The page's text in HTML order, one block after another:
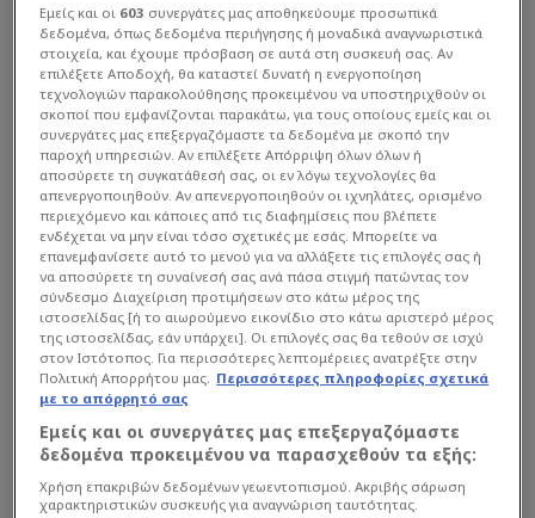
Εμείς και οι 603 συνεργάτες μας αποθηκεύουμε προσωπικά
δεδομένα, όπως δεδομένα περιήγησης ή μοναδικά αναγνωριστικά
στοιχεία, και έχουμε πρόσβαση σε αυτά στη συσκευή σας. Αν
επιλέξετε Αποδοχή, θα καταστεί δυνατή η ενεργοποίηση
τεχνολογιών παρακολούθησης προκειμένου να υποστηριχθούν οι
σκοποί που εμφανίζονται παρακάτω, για τους οποίους εμείς και οι
συνεργάτες μας επεξεργαζόμαστε τα δεδομένα με σκοπό την
παροχή υπηρεσιών. Αν επιλέξετε Απόρριψη όλων όλων ή
αποσύρετε τη συγκατάθεσή σας, οι εν λόγω τεχνολογίες θα
απενεργοποιηθούν. Αν απενεργοποιηθούν οι ιχνηλάτες, ορισμένο
περιεχόμενο και κάποιες από τις διαφημίσεις που βλέπετε
ενδέχεται να μην είναι τόσο σχετικές με εσάς. Μπορείτε να
επανεμφανίσετε αυτό το μενού για να αλλάξετε τις επιλογές σας ή
να αποσύρετε τη συναίνεσή σας ανά πάσα στιγμή πατώντας τον
σύνδεσμο Διαχείριση προτιμήσεων στο κάτω μέρος της
ιστοσελίδας [ή το αιωρούμενο εικονίδιο στο κάτω αριστερό μέρος
της ιστοσελίδας, εάν υπάρχει]. Οι επιλογές σας θα τεθούν σε ισχύ
στον Ιστότοπος. Για περισσότερες λεπτομέρειες ανατρέξτε στην
Πολιτική Απορρήτου μας. Περισσότερες πληροφορίες σχετικά
με το απόρρητό σας
Εμείς και οι συνεργάτες μας επεξεργαζόμαστε
δεδομένα προκειμένου να παρασχεθούν τα εξής:
Χρήση επακριβών δεδομένων γεωεντοπισμού. Ακριβής σάρωση
χαρακτηριστικών συσκευής για αναγνώριση ταυτότητας.